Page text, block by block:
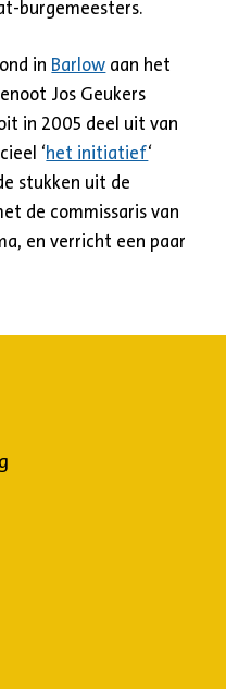
burgemeesters.
in Barlow aan het
Jos Geukers
in 2005 deel uit van
‘het initiatief‘
stukken uit de
de commissaris van
en verricht een paar